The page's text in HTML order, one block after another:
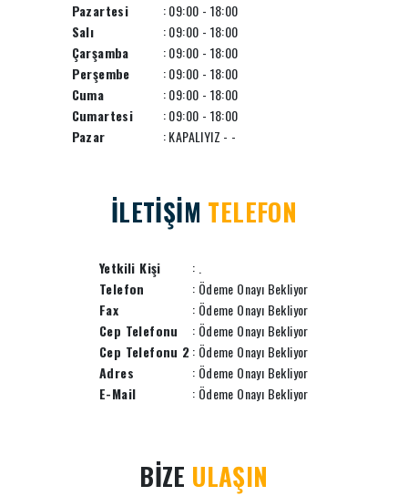
Pazartesi
: 09:00 - 18:00
Salı
: 09:00 - 18:00
Çarşamba
: 09:00 - 18:00
Perşembe
: 09:00 - 18:00
Cuma
: 09:00 - 18:00
Cumartesi
: 09:00 - 18:00
Pazar
: KAPALIYIZ - -
İLETİŞİM TELEFON
Yetkili Kişi
: .
Telefon
: Ödeme Onayı Bekliyor
Fax
: Ödeme Onayı Bekliyor
Cep Telefonu
: Ödeme Onayı Bekliyor
Cep Telefonu 2: Ödeme Onayı Bekliyor
Adres
: Ödeme Onayı Bekliyor
E-Mail
: Ödeme Onayı Bekliyor
BİZE ULAŞIN